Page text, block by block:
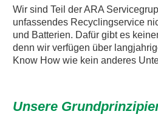
Wir sind Teil der ARA
unfassendes Recyclingservice
und Batterien. Dafür gibt es
denn wir verfügen über
Know How wie kein anderes
Unsere